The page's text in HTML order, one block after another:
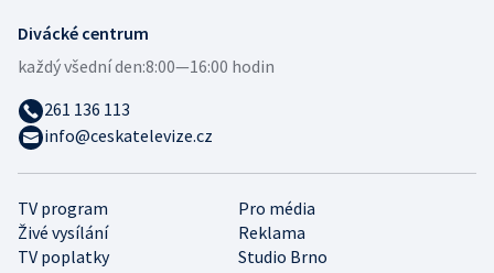
TV program
Pro média
Živé vysílání
Reklama
TV poplatky
Studio Brno
Divácké centrum
každý všední den:8:00—16:00 hodin
261 136 113
info@ceskatelevize.cz